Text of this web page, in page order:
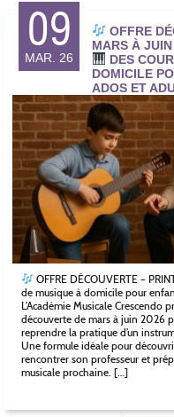
09
MAR. 26
OFFRE
MARS À
DES
DOMICILE
ADOS ET
OFFRE DÉCOUVERTE –
de musique à domicile pour
L’Académie Musicale Crescendo
découverte de mars à juin 2026
reprendre la pratique d’un
Une formule idéale pour
rencontrer son professeur et
musicale prochaine. […]